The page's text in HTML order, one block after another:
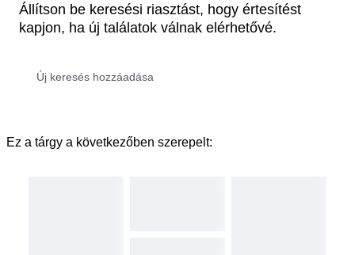
Állítson be keresési riasztást, hogy értesítést
kapjon, ha új találatok válnak elérhetővé.
Ez a tárgy a következőben szerepelt: